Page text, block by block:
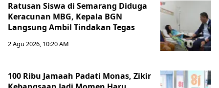
Ratusan Siswa di Semarang Diduga
Keracunan MBG, Kepala BGN
Langsung Ambil Tindakan Tegas
2 Agu 2026, 10:20 AM
100 Ribu Jamaah Padati Monas, Zikir